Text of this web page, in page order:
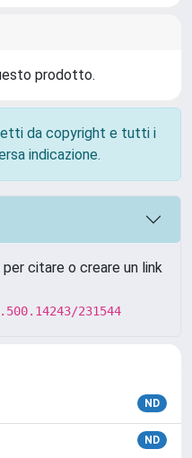
prodotto.
da copyright e tutti i
indicazione.
citare o creare un link
231544
ND
ND